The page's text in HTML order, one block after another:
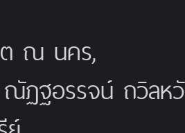
ต ณ นคร,
ฏฐอรรจน์ ถวิลห